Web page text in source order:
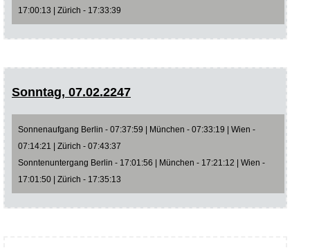
17:00:13 | Zürich - 17:33:39
Sonntag, 07.02.2247
Sonnenaufgang Berlin - 07:37:59 | München - 07:33:19 | Wien -
07:14:21 | Zürich - 07:43:37
Sonntenuntergang Berlin - 17:01:56 | München - 17:21:12 | Wien -
17:01:50 | Zürich - 17:35:13